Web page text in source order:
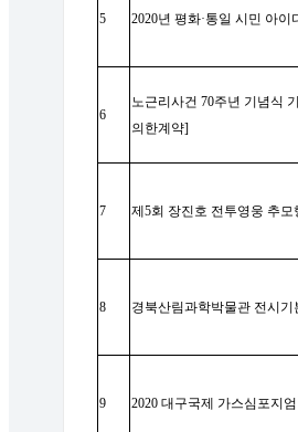
5 2020년 평화·통일 시민 아이
6
노근리사건 70주년 기념식
의한계약]
7 제 5회 장진호 전투영웅 추모
8 경북산림과학박물관 전시기
9 2020 대구국제 가스심포지